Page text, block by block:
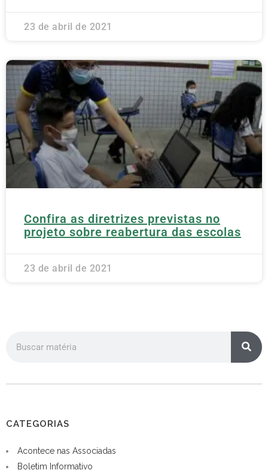
23 de abril de 2021
Confira as diretrizes previstas no
projeto sobre reabertura das escolas
23 de abril de 2021
CATEGORIAS
Acontece nas Associadas
Boletim Informativo